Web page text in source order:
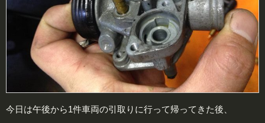
今日は午後から1件車両の引取りに行って帰ってきた後、